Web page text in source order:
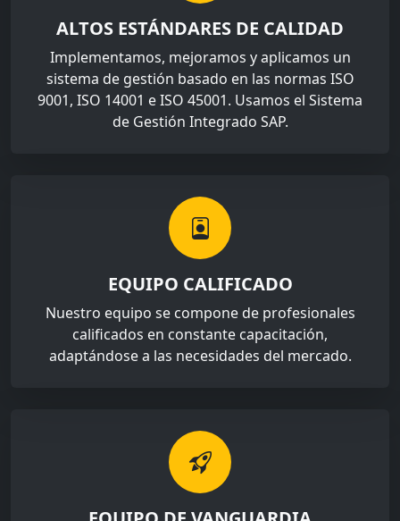
ALTOS ESTÁNDARES DE CALIDAD
Implementamos, mejoramos y aplicamos un
sistema de gestión basado en las normas ISO
9001, ISO 14001 e ISO 45001. Usamos el Sistema
de Gestión Integrado SAP.
EQUIPO CALIFICADO
Nuestro equipo se compone de profesionales
calificados en constante capacitación,
adaptándose a las necesidades del mercado.